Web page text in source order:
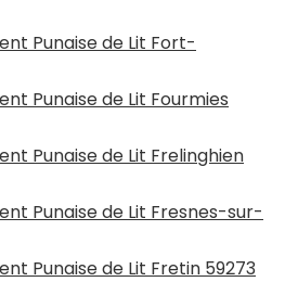
Punaise de Lit Fort-
Punaise de Lit Fourmies
Punaise de Lit Frelinghien
Punaise de Lit Fresnes-sur-
Punaise de Lit Fretin 59273